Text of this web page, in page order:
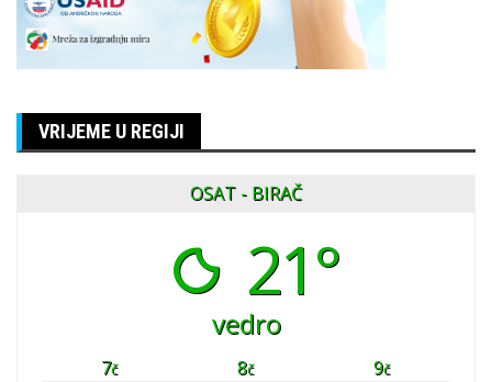
VRIJEME U REGIJI
OSAT - BIRAČ
21°
vedro
7č 8č 9č